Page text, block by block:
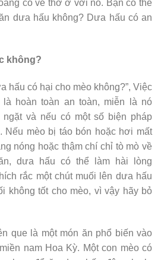
có vẻ thờ ơ với nó. Bạn có thể
dưa hấu không? Dưa hấu có an
không?
hấu có hại cho mèo không?”, Việc
hoàn toàn an toàn, miễn là nó
và nếu có một số biện pháp
Nếu mèo bị táo bón hoặc hơi mất
nóng hoặc thậm chí chỉ tò mò về
dưa hấu có thể làm hài lòng
rắc một chút muối lên dưa hấu
không tốt cho mèo, vì vậy hãy bỏ
que là một món ăn phổ biến vào
nam Hoa Kỳ. Một con mèo có